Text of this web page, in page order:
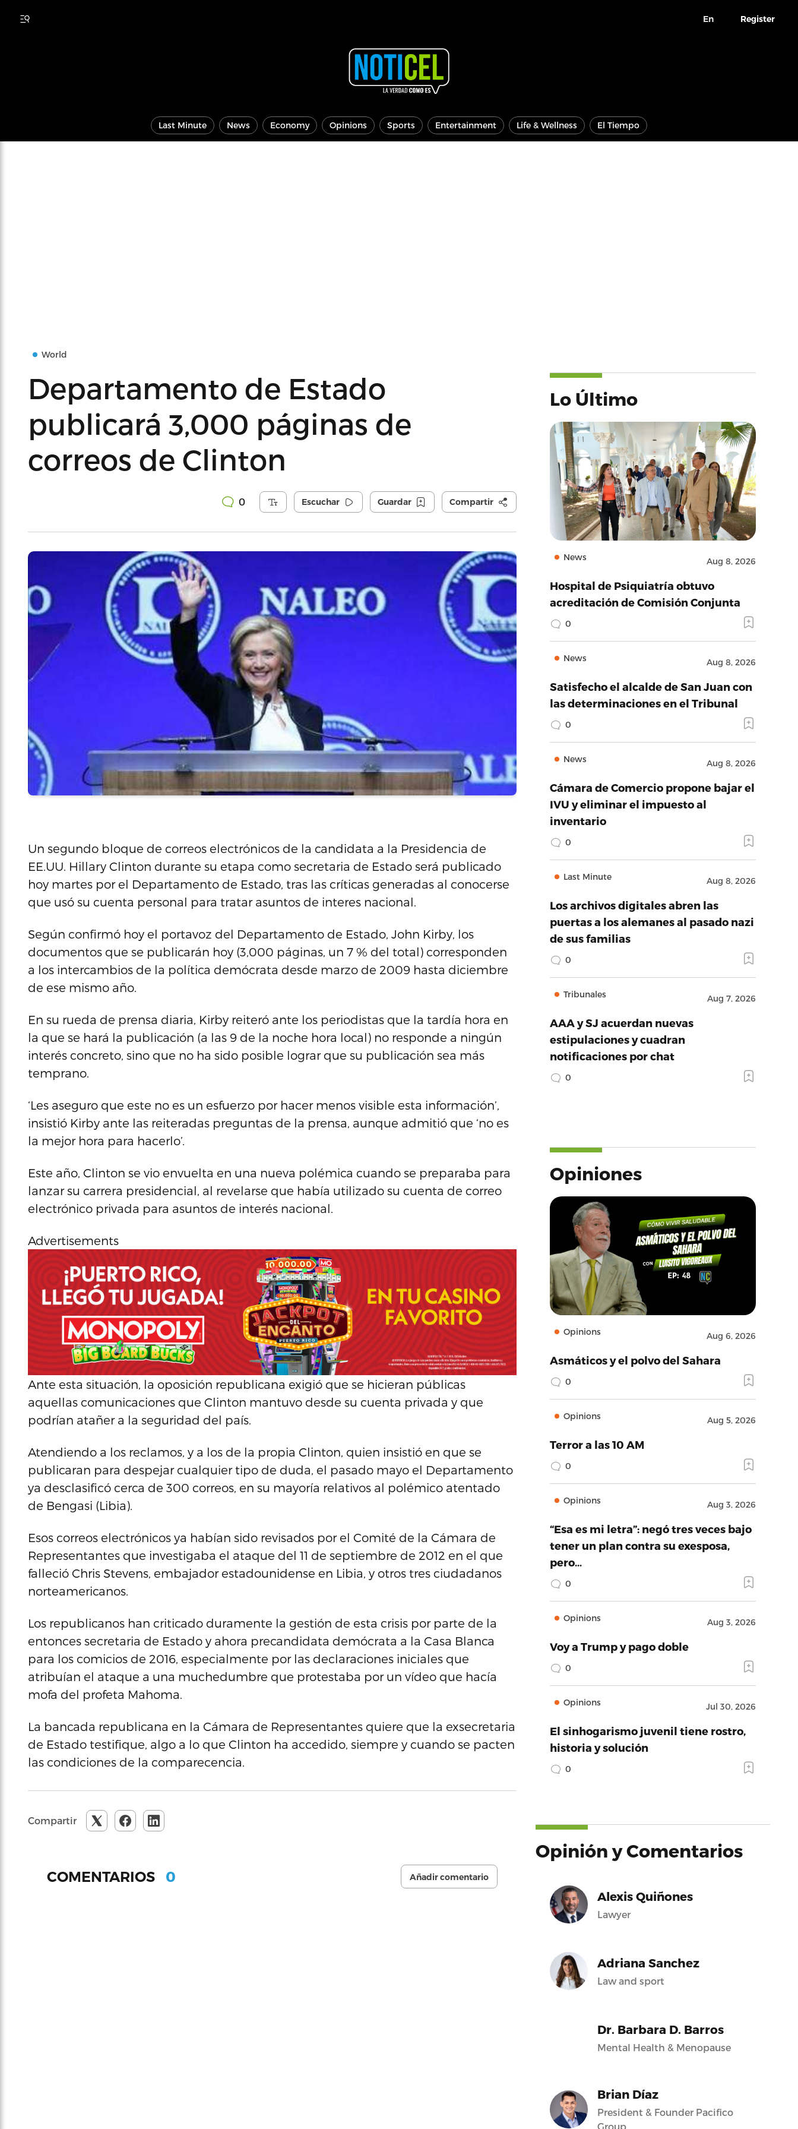
En Register
Last Minute News Economy Opinions Sports Entertainment Life & Wellness El Tiempo
World
Departamento de Estado
publicará 3,000 páginas de
correos de Clinton
0 Escuchar Guardar Compartir
Un segundo bloque de correos electrónicos de la candidata a la Presidencia de
EE.UU. Hillary Clinton durante su etapa como secretaria de Estado será publicado
hoy martes por el Departamento de Estado, tras las críticas generadas al conocerse
que usó su cuenta personal para tratar asuntos de interes nacional.
Según confirmó hoy el portavoz del Departamento de Estado, John Kirby, los
documentos que se publicarán hoy (3,000 páginas, un 7 % del total) corresponden
a los intercambios de la política demócrata desde marzo de 2009 hasta diciembre
de ese mismo año.
En su rueda de prensa diaria, Kirby reiteró ante los periodistas que la tardía hora en
la que se hará la publicación (a las 9 de la noche hora local) no responde a ningún
interés concreto, sino que no ha sido posible lograr que su publicación sea más
temprano.
‘Les aseguro que este no es un esfuerzo por hacer menos visible esta información’,
insistió Kirby ante las reiteradas preguntas de la prensa, aunque admitió que ‘no es
la mejor hora para hacerlo’.
Este año, Clinton se vio envuelta en una nueva polémica cuando se preparaba para
lanzar su carrera presidencial, al revelarse que había utilizado su cuenta de correo
electrónico privada para asuntos de interés nacional.
Advertisements
Ante esta situación, la oposición republicana exigió que se hicieran públicas
aquellas comunicaciones que Clinton mantuvo desde su cuenta privada y que
podrían atañer a la seguridad del país.
Atendiendo a los reclamos, y a los de la propia Clinton, quien insistió en que se
publicaran para despejar cualquier tipo de duda, el pasado mayo el Departamento
ya desclasificó cerca de 300 correos, en su mayoría relativos al polémico atentado
de Bengasi (Libia).
Esos correos electrónicos ya habían sido revisados por el Comité de la Cámara de
Representantes que investigaba el ataque del 11 de septiembre de 2012 en el que
falleció Chris Stevens, embajador estadounidense en Libia, y otros tres ciudadanos
norteamericanos.
Los republicanos han criticado duramente la gestión de esta crisis por parte de la
entonces secretaria de Estado y ahora precandidata demócrata a la Casa Blanca
para los comicios de 2016, especialmente por las declaraciones iniciales que
atribuían el ataque a una muchedumbre que protestaba por un vídeo que hacía
mofa del profeta Mahoma.
La bancada republicana en la Cámara de Representantes quiere que la exsecretaria
de Estado testifique, algo a lo que Clinton ha accedido, siempre y cuando se pacten
las condiciones de la comparecencia.
Compartir
COMENTARIOS 0 Añadir comentario
Lo Último
News Aug 8, 2026
Hospital de Psiquiatría obtuvo
acreditación de Comisión Conjunta
0
News Aug 8, 2026
Satisfecho el alcalde de San Juan con
las determinaciones en el Tribunal
0
News Aug 8, 2026
Cámara de Comercio propone bajar el
IVU y eliminar el impuesto al
inventario
0
Last Minute Aug 8, 2026
Los archivos digitales abren las
puertas a los alemanes al pasado nazi
de sus familias
0
Tribunales Aug 7, 2026
AAA y SJ acuerdan nuevas
estipulaciones y cuadran
notificaciones por chat
0
Opiniones
Opinions Aug 6, 2026
Asmáticos y el polvo del Sahara
0
Opinions Aug 5, 2026
Terror a las 10 AM
0
Opinions Aug 3, 2026
“Esa es mi letra”: negó tres veces bajo
tener un plan contra su exesposa,
pero…
0
Opinions Aug 3, 2026
Voy a Trump y pago doble
0
Opinions Jul 30, 2026
El sinhogarismo juvenil tiene rostro,
historia y solución
0
Opinión y Comentarios
Alexis Quiñones
Lawyer
Adriana Sanchez
Law and sport
Dr. Barbara D. Barros
Mental Health & Menopause
Brian Díaz
President & Founder Pacifico
Group